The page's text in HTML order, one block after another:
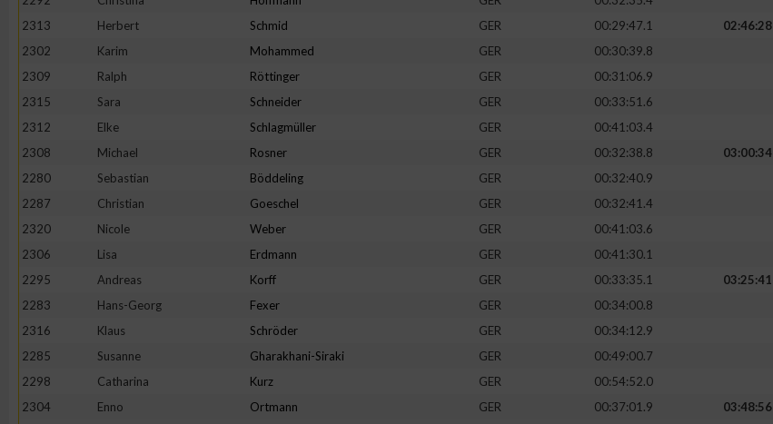
2313
Herbert Schmid GER 00:29:47.1
02:46:28
2302
Karim Mohammed GER
00:30:39.8
2309
Ralph Röttinger GER
00:31:06.9
2315
Sara Schneider GER
00:33:51.6
2312
Elke Schlagmüller GER
00:41:03.4
2308
Michael Rosner GER 00:32:38.8
03:00:34
2280
Sebastian Böddeling GER
00:32:40.9
2287
Christian Goeschel GER
00:32:41.4
2320
Nicole Weber GER
00:41:03.6
2306
Lisa Erdmann GER
00:41:30.1
2295
Andreas Korff GER 00:33:35.1
03:25:41
2283
Hans-Georg Fexer GER
00:34:00.8
2316
Klaus Schröder GER
00:34:12.9
2285
Susanne Gharakhani-Siraki GER
00:49:00.7
2298
Catharina Kurz GER
00:54:52.0
2304
Enno Ortmann GER 00:37:01.9
03:48:56